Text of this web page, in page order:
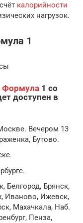
калорийности
нагрузок.
1
Формула 1 со
доступен в
Вечером 13
Бутово.
Белгород, Брянск,
Иваново, Ижевск,
Махачкала, Наб.
Пенза,